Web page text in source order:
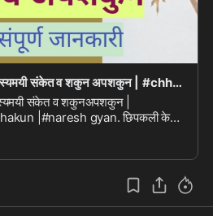
छिपकली के अदभुत रोचक रहस्यमयी संकेत व शकुन अपशकुन | #chhipkali Shakun apshakun |#naresh gyan
संकेत व शकुनअपशकुन |
|#naresh gyan. छिपकली के
व शकुनअपशकुन | #chhipkali sh...